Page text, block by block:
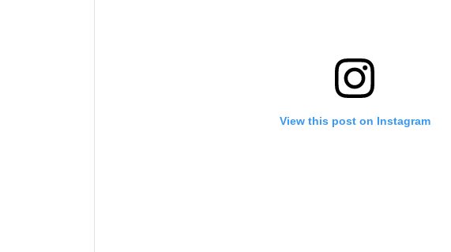
View this post on Instagram